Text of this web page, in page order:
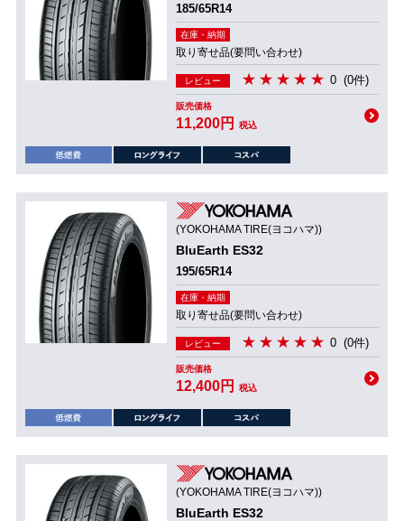
185/65R14
在庫・納期
取り寄せ品(要問い合わせ)
レビュー 0 (0件)
販売価格
11,200円 税込
(YOKOHAMA TIRE(ヨコハマ))
BluEarth ES32
195/65R14
在庫・納期
取り寄せ品(要問い合わせ)
レビュー 0 (0件)
販売価格
12,400円 税込
(YOKOHAMA TIRE(ヨコハマ))
BluEarth ES32